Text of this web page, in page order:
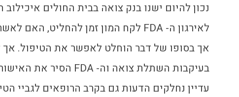
נכון להיום ישנו בנק צואה בבית החולים
לאירגון ה- FDA לקח המון זמן להחליט, האם לאשר את הטיפול הקיצוני הזה,
אך בסופו של דבר הוחלט לאפשר את הטיפול.
בעיקבות השתלת צואה וה- FDA הסיר את האישור.
עדיין נחלקים הדעות גם בקרב הרופאים לגביי